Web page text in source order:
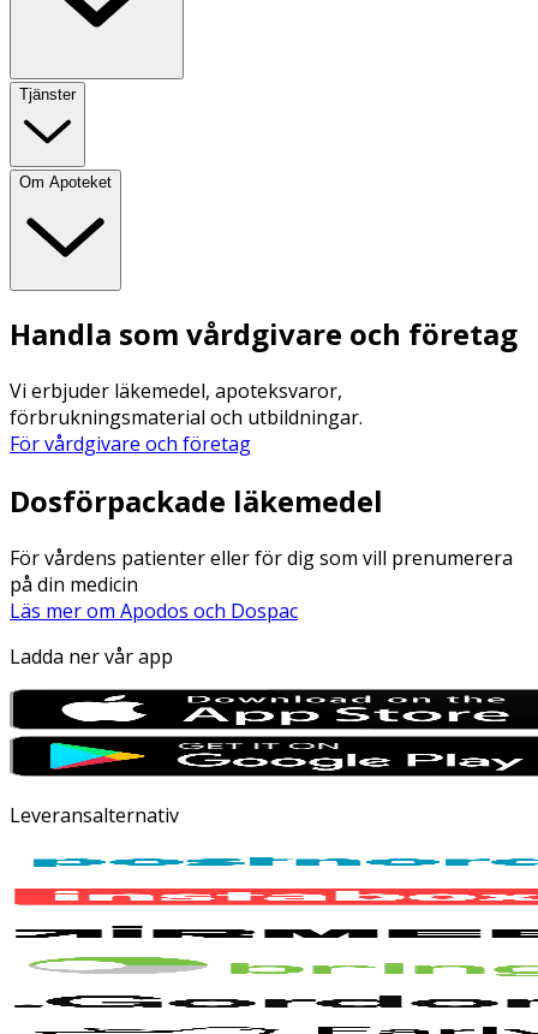
Tjänster
Om Apoteket
Handla som vårdgivare och företag
Vi erbjuder läkemedel, apoteksvaror,
förbrukningsmaterial och utbildningar.
För vårdgivare och företag
Dosförpackade läkemedel
För vårdens patienter eller för dig som vill prenumerera
på din medicin
Läs mer om Apodos och Dospac
Ladda ner vår app
Leveransalternativ